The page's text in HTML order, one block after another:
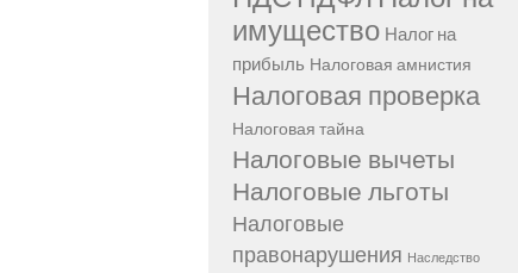
имущество Налог на
прибыль Налоговая амнистия
Налоговая проверка
Налоговая тайна
Налоговые вычеты
Налоговые льготы
Налоговые
правонарушения Наследство